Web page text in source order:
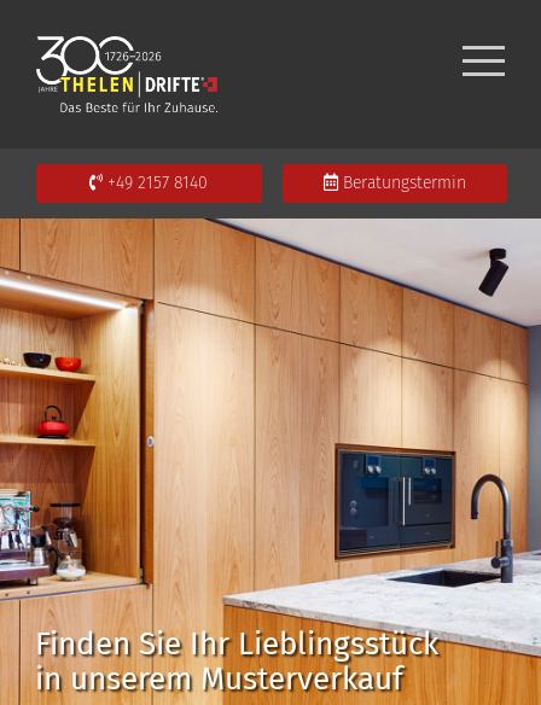
+49 2157 8140 Beratungstermin
Finden Sie Ihr Lieblingsstück
in unserem Musterverkauf